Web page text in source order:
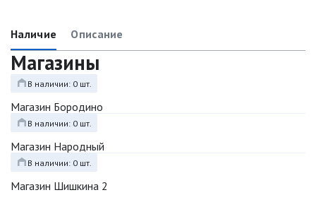
Наличие Описание
Магазины
В наличии: 0 шт.
Магазин Бородино
В наличии: 0 шт.
Магазин Народный
В наличии: 0 шт.
Магазин Шишкина 2